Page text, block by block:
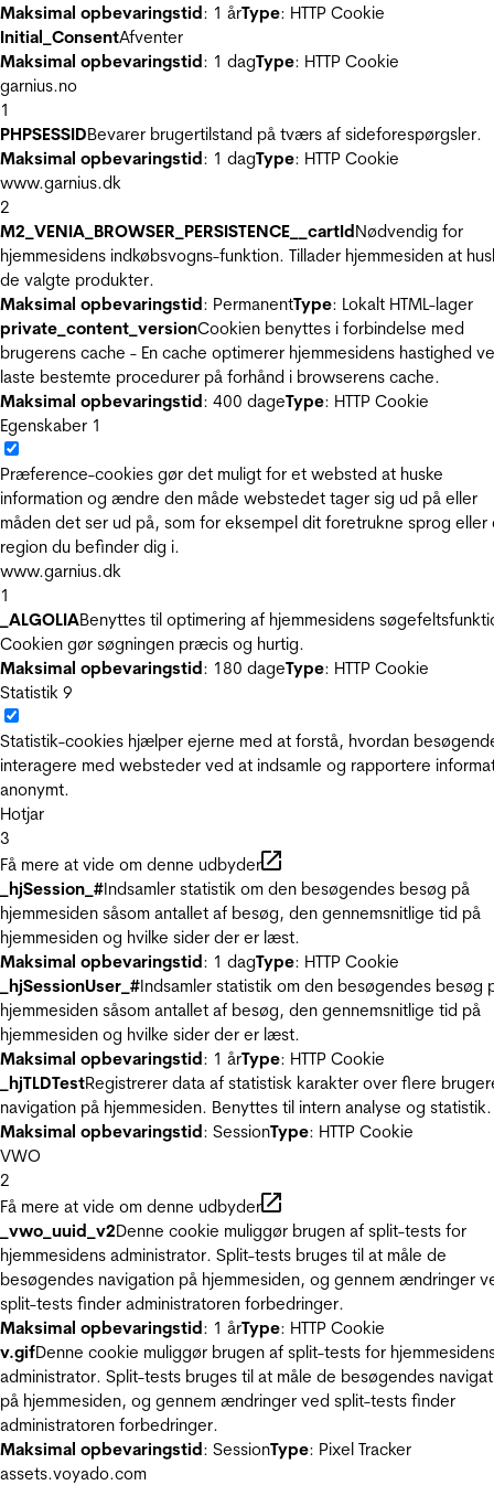
Maksimal opbevaringstid: 1 årType: HTTP Cookie
Initial_ConsentAfventer
Maksimal opbevaringstid: 1 dagType: HTTP Cookie
garnius.no
1
PHPSESSIDBevarer brugertilstand på tværs af sideforespørgsler.
Maksimal opbevaringstid: 1 dagType: HTTP Cookie
www.garnius.dk
2
M2_VENIA_BROWSER_PERSISTENCE__cartIdNødvendig for
hjemmesidens indkøbsvogns-funktion. Tillader hjemmesiden at
de valgte produkter.
Maksimal opbevaringstid: PermanentType: Lokalt HTML-lager
private_content_versionCookien benyttes i forbindelse med
brugerens cache - En cache optimerer hjemmesidens hastighed
laste bestemte procedurer på forhånd i browserens cache.
Maksimal opbevaringstid: 400 dageType: HTTP Cookie
Egenskaber 1
Præference-cookies gør det muligt for et websted at huske
information og ændre den måde webstedet tager sig ud på eller
måden det ser ud på, som for eksempel dit foretrukne sprog eller
region du befinder dig i.
www.garnius.dk
1
_ALGOLIABenyttes til optimering af hjemmesidens
Cookien gør søgningen præcis og hurtig.
Maksimal opbevaringstid: 180 dageType: HTTP Cookie
Statistik 9
Statistik-cookies hjælper ejerne med at forstå, hvordan
interagere med websteder ved at indsamle og rapportere
anonymt.
Hotjar
3
Få mere at vide om denne udbyder
_hjSession_#Indsamler statistik om den besøgendes besøg på
hjemmesiden såsom antallet af besøg, den gennemsnitlige tid på
hjemmesiden og hvilke sider der er læst.
Maksimal opbevaringstid: 1 dagType: HTTP Cookie
_hjSessionUser_#Indsamler statistik om den besøgendes besøg
hjemmesiden såsom antallet af besøg, den gennemsnitlige tid på
hjemmesiden og hvilke sider der er læst.
Maksimal opbevaringstid: 1 årType: HTTP Cookie
_hjTLDTestRegistrerer data af statistisk karakter over flere
navigation på hjemmesiden. Benyttes til intern analyse og statistik.
Maksimal opbevaringstid: SessionType: HTTP Cookie
VWO
2
Få mere at vide om denne udbyder
_vwo_uuid_v2Denne cookie muliggør brugen af split-tests for
hjemmesidens administrator. Split-tests bruges til at måle de
besøgendes navigation på hjemmesiden, og gennem ændringer
split-tests finder administratoren forbedringer.
Maksimal opbevaringstid: 1 årType: HTTP Cookie
v.gifDenne cookie muliggør brugen af split-tests for
administrator. Split-tests bruges til at måle de besøgendes
på hjemmesiden, og gennem ændringer ved split-tests finder
administratoren forbedringer.
Maksimal opbevaringstid: SessionType: Pixel Tracker
assets.voyado.com